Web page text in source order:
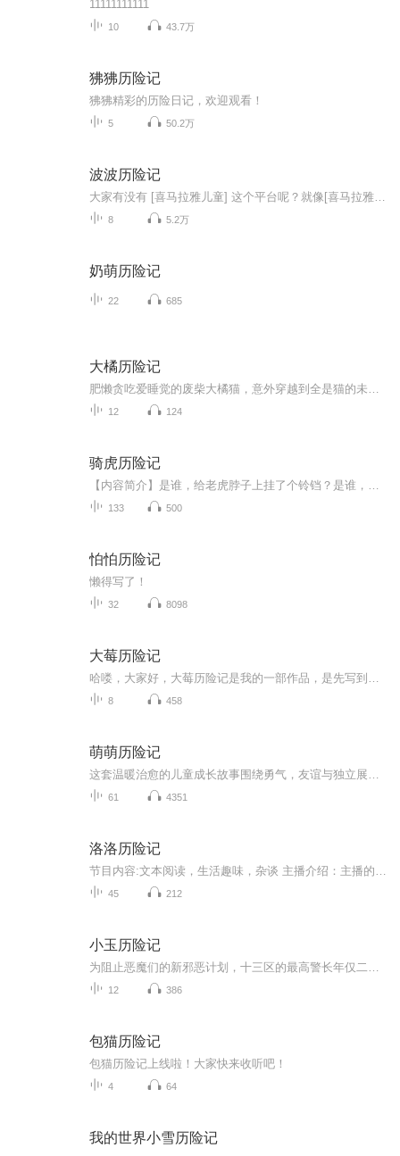
11111111111
10 43.7万
狒狒历险记
狒狒精彩的历险日记，欢迎观看！
5 50.2万
波波历险记
8 5.2万
奶萌历险记
22 685
大橘历险记
12 124
骑虎历险记
133 500
怕怕历险记
懒得写了！
32 8098
大莓历险记
8 458
萌萌历险记
61 4351
洛洛历险记
45 212
小玉历险记
12 386
包猫历险记
包猫历险记上线啦！大家快来收听吧！
4 64
我的世界小雪历险记